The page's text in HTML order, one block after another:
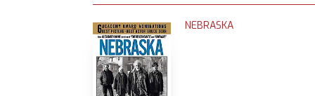
NEBRASKA